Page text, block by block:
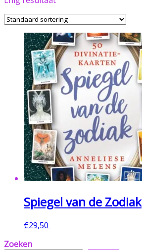
Spiegel van de Zodiak
€29,50
Zoeken